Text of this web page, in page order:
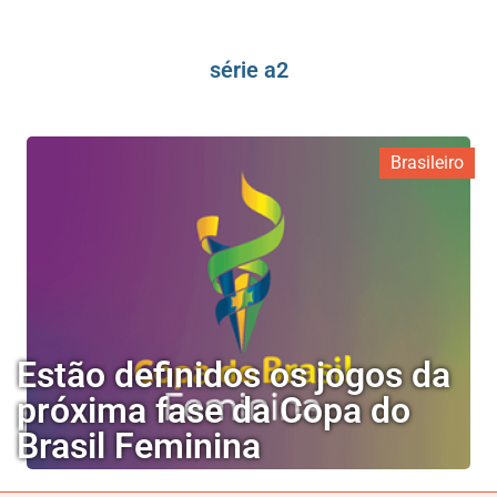
série a2
Brasileiro
Estão definidos os jogos da
próxima fase da Copa do
Brasil Feminina